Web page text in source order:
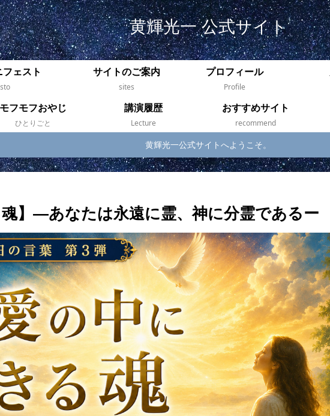
黄輝光一 公式サイト
ェスト
サイトのご案内
sites
プロフィール
Profile
モフモフおやじ
ひとりごと
講演履歴
Lecture
おすすめサイト
recommend
黄輝光一公式サイトへようこそ。
】―あなたは永遠に霊、神に分霊であるー